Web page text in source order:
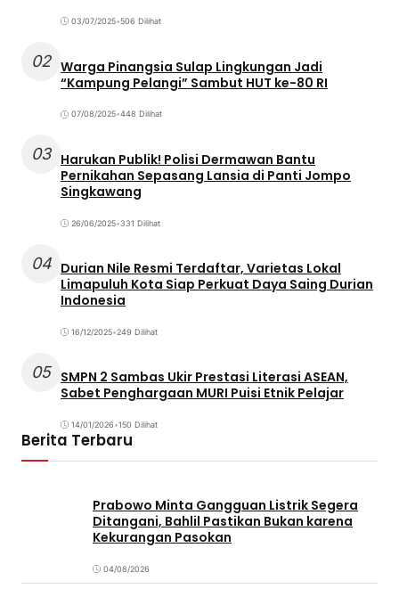
03/07/2025•506 Dilihat
02 Warga Pinangsia Sulap Lingkungan Jadi
“Kampung Pelangi” Sambut HUT ke-80 RI
07/08/2025•448 Dilihat
03 Harukan Publik! Polisi Dermawan Bantu
Pernikahan Sepasang Lansia di Panti Jompo
Singkawang
26/06/2025•331 Dilihat
04 Durian Nile Resmi Terdaftar, Varietas Lokal
Limapuluh Kota Siap Perkuat Daya Saing Durian
Indonesia
16/12/2025•249 Dilihat
05 SMPN 2 Sambas Ukir Prestasi Literasi ASEAN,
Sabet Penghargaan MURI Puisi Etnik Pelajar
14/01/2026•150 Dilihat
Berita Terbaru
Prabowo Minta Gangguan Listrik Segera
Ditangani, Bahlil Pastikan Bukan karena
Kekurangan Pasokan
04/08/2026